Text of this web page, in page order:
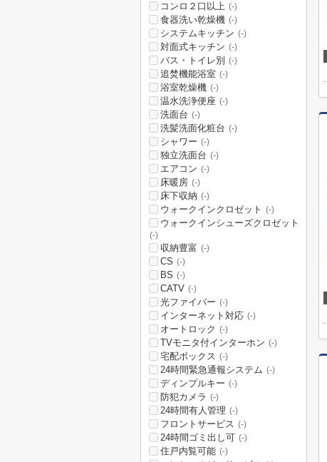
コンロ２口以上 (-)
食器洗い乾燥機 (-)
システムキッチン (-)
対面式キッチン (-)
バス・トイレ別 (-)
追焚機能浴室 (-)
浴室乾燥機 (-)
温水洗浄便座 (-)
洗面台 (-)
洗髪洗面化粧台 (-)
シャワー (-)
独立洗面台 (-)
エアコン (-)
床暖房 (-)
床下収納 (-)
ウォークインクロゼット (-)
ウォークインシューズクロゼット
(-)
収納豊富 (-)
CS (-)
BS (-)
CATV (-)
光ファイバー (-)
インターネット対応 (-)
オートロック (-)
TVモニタ付インターホン (-)
宅配ボックス (-)
24時間緊急通報システム (-)
ディンプルキー (-)
防犯カメラ (-)
24時間有人管理 (-)
フロントサービス (-)
24時間ゴミ出し可 (-)
住戸内覧可能 (-)